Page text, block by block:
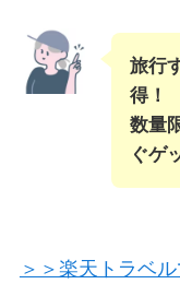
旅行
得！
数量
ぐゲ
＞＞楽天トラベ